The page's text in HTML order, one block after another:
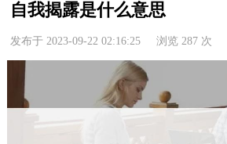
农业
命理
健康
历史
自我揭露是什么意思
发布于 2023-09-22 02:16:25 浏览287 次